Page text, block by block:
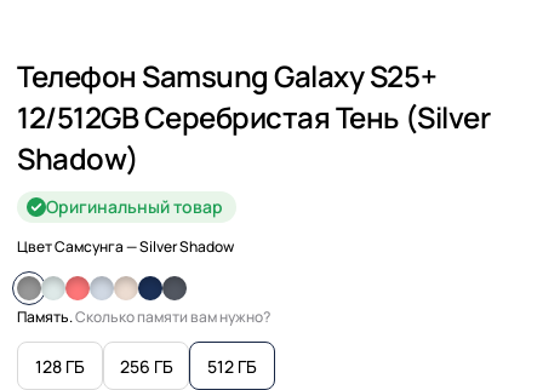
Телефон Samsung Galaxy S25+
12/512GB Серебристая Тень (Silver
Shadow)
Оригинальный товар
Цвет Самсунга— Silver Shadow
Память.Сколько памяти вам нужно?
128 ГБ 256 ГБ 512 ГБ